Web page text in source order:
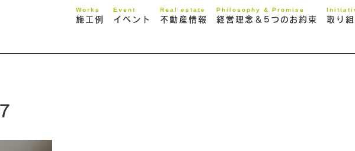
Works
施工例
Event
イベント
Real estate
不動産情報
Philosophy & Promise
経営理念＆5つのお約束 取り